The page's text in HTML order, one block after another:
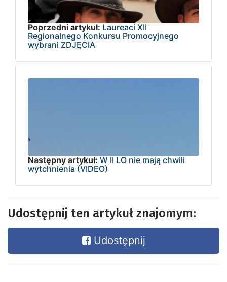
Poprzedni artykuł: Laureaci XII
Regionalnego Konkursu Promocyjnego
wybrani ZDJĘCIA
Następny artykuł: W II LO nie mają chwili
wytchnienia (VIDEO)
Udostępnij ten artykuł znajomym:
Udostępnij